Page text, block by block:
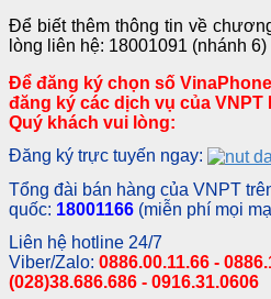
Để biết thêm thông tin về
lòng liên hệ: 18001091 (nhánh 6)
Để đăng ký chọn số
đăng ký các dịch vụ của VNPT
Quý khách vui lòng:
Đăng ký trực tuyến ngay:
Tổng đài bán hàng của VNPT
quốc: 18001166 (miễn phí mọi
Liên hệ hotline 24/7
Viber/Zalo: 0886.00.11.66 -
(028)38.686.686 - 0916.31.0606